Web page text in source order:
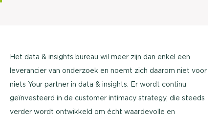
Het data & insights bureau wil meer zijn dan enkel een
leverancier van onderzoek en noemt zich daarom niet voor
niets Your partner in data & insights. Er wordt continu
geïnvesteerd in de customer intimacy strategy, die steeds
verder wordt ontwikkeld om écht waardevolle en